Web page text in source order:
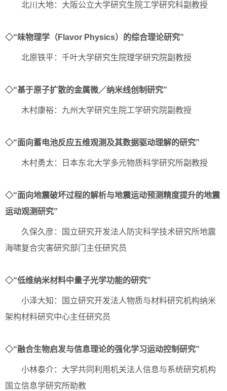
北川大地：大阪公立大学研究生院工学研究科副教授
◇“味物理学‌（Flavor Physics）的综合理论研究”
北原铁平：千叶大学研究生院理学研究院副教授
◇“基于原子扩散的金属微／纳米线创制研究”
木村康裕：九州大学研究生院工学研究院副教授
◇“面向蓄电池反应五维观测及其数据驱动理解的研究”
木村勇太：日本东北大学多元物质科学研究所副教授
◇“面向地震破坏过程的解析与地震运动预测精度提升的地震
运动观测研究”
久保久彦：国立研究开发法人防灾科学技术研究所地震
海啸复合灾害研究部门主任研究员
◇“低维纳米材料中量子光学功能的研究”
小泽大知：国立研究开发法人物质与材料研究机构纳米
架构材料研究中心主任研究员
◇“融合生物启发与信息理论的强化学习运动控制研究”
小林泰介：大学共同利用机关法人信息与系统研究机构
国立信息学研究所助教